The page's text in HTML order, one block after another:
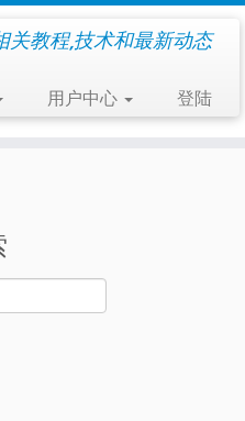
关教程,技术和最新动态
用户中心 登陆